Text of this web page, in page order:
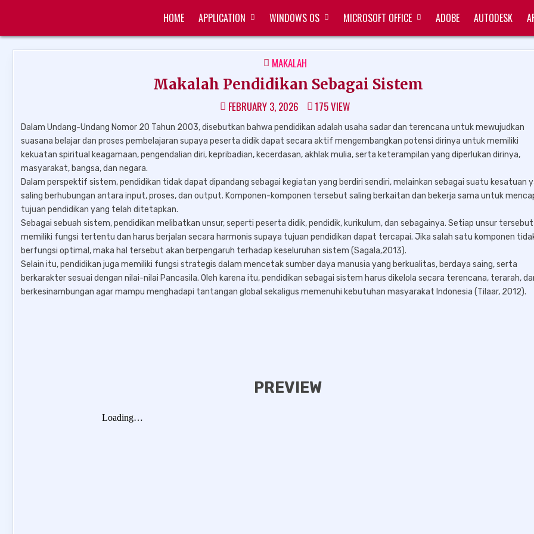
HOME APPLICATION WINDOWS OS MICROSOFT OFFICE ADOBE AUTODESK
POSTED
IN
MAKALAH
Makalah Pendidikan Sebagai Sistem
FEBRUARY 3, 2026 175VIEW
Dalam Undang-Undang Nomor 20 Tahun 2003, disebutkan bahwa pendidikan adalah usaha sadar dan terencana untuk mewujudkan
suasana belajar dan proses pembelajaran supaya peserta didik dapat secara aktif mengembangkan potensi dirinya untuk memiliki
kekuatan spiritual keagamaan, pengendalian diri, kepribadian, kecerdasan, akhlak mulia, serta keterampilan yang diperlukan dirinya,
masyarakat, bangsa, dan negara.
Dalam perspektif sistem, pendidikan tidak dapat dipandang sebagai kegiatan yang berdiri sendiri, melainkan sebagai suatu kesatuan
saling berhubungan antara input, proses, dan output. Komponen-komponen tersebut saling berkaitan dan bekerja sama untuk
tujuan pendidikan yang telah ditetapkan.
Sebagai sebuah sistem, pendidikan melibatkan unsur, seperti peserta didik, pendidik, kurikulum, dan sebagainya. Setiap unsur tersebut
memiliki fungsi tertentu dan harus berjalan secara harmonis supaya tujuan pendidikan dapat tercapai. Jika salah satu komponen
berfungsi optimal, maka hal tersebut akan berpengaruh terhadap keseluruhan sistem (Sagala,2013).
Selain itu, pendidikan juga memiliki fungsi strategis dalam mencetak sumber daya manusia yang berkualitas, berdaya saing, serta
berkarakter sesuai dengan nilai-nilai Pancasila. Oleh karena itu, pendidikan sebagai sistem harus dikelola secara terencana, terarah,
berkesinambungan agar mampu menghadapi tantangan global sekaligus memenuhi kebutuhan masyarakat Indonesia (Tilaar, 2012).
PREVIEW